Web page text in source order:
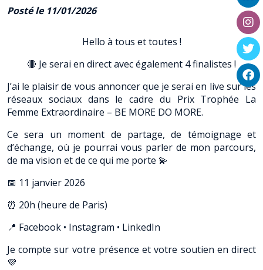
Posté le 11/01/2026
Hello à tous et toutes !
🔴 Je serai en direct avec également 4 finalistes !
J’ai le plaisir de vous annoncer que je serai en live sur les
réseaux sociaux dans le cadre du Prix Trophée La
Femme Extraordinaire – BE MORE DO MORE.
Ce sera un moment de partage, de témoignage et
d’échange, où je pourrai vous parler de mon parcours,
de ma vision et de ce qui me porte 💫
📅 11 janvier 2026
⏰ 20h (heure de Paris)
📍 Facebook • Instagram • LinkedIn
Je compte sur votre présence et votre soutien en direct
💜